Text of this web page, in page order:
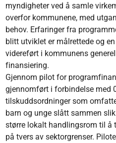
myndigheter ved å samle
overfor kommunene, med
behov. Erfaringer fra
blitt utviklet er målrettede og
videreført i kommunens
finansiering.
Gjennom pilot for
gjennomført i forbindelse med
tilskuddsordninger som
barn og unge slått sammen
større lokalt handlingsrom til å
på tvers av sektorgrenser.